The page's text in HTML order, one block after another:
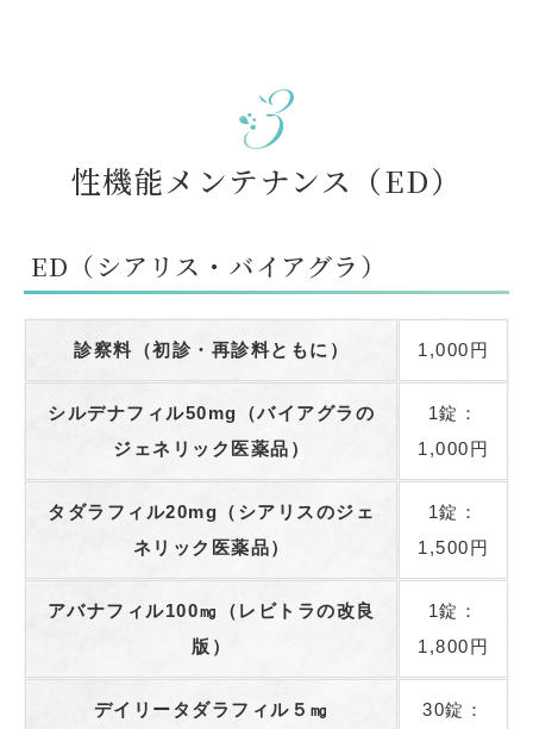
性機能メンテナンス（ED）
ED（シアリス・バイアグラ）
診察料（初診・再診料ともに） 1,000円
シルデナフィル50mg（バイアグラの
ジェネリック医薬品）
1錠：
1,000円
タダラフィル20mg（シアリスのジェ
ネリック医薬品）
1錠：
1,500円
アバナフィル100㎎（レビトラの改良
版）
1錠：
1,800円
デイリータダラフィル５㎎
30錠：